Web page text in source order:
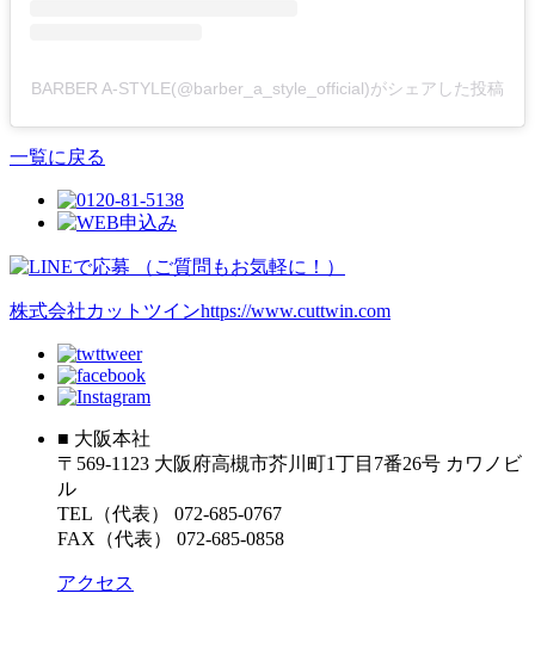
BARBER A-STYLE(@barber_a_style_official)がシェアした投稿
一覧に戻る
株式会社カットツインhttps://www.cuttwin.com
■ 大阪本社
〒569-1123 大阪府高槻市芥川町1丁目7番26号 カワノビ
ル
TEL（代表） 072-685-0767
FAX（代表） 072-685-0858
アクセス